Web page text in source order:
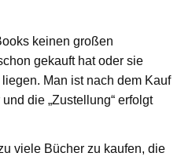
keinen großen
gekauft hat oder sie
Man ist nach dem Kauf
die „Zustellung“ erfolgt
viele Bücher zu kaufen, die